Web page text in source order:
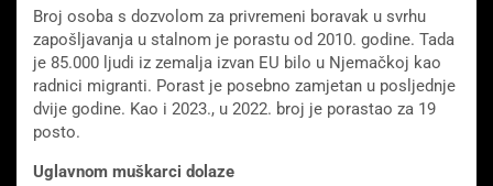
Broj osoba s dozvolom za privremeni boravak u svrhu
zapošljavanja u stalnom je porastu od 2010. godine. Tada
je 85.000 ljudi iz zemalja izvan EU bilo u Njemačkoj kao
radnici migranti. Porast je posebno zamjetan u posljednje
dvije godine. Kao i 2023., u 2022. broj je porastao za 19
posto.
Uglavnom muškarci dolaze